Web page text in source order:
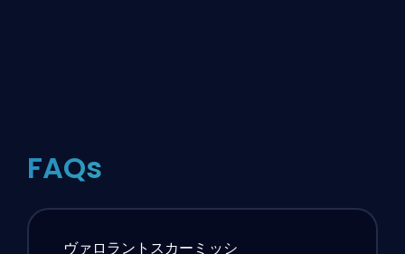
FAQs
ヴァロラントスカーミッシ